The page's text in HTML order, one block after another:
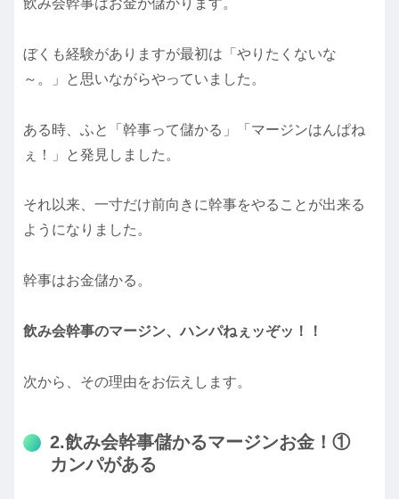
飲み会幹事はお金が儲かります。
ぼくも経験がありますが最初は「やりたくないな
～。」と思いながらやっていました。
ある時、ふと「幹事って儲かる」「マージンはんぱね
ぇ！」と発見しました。
それ以来、一寸だけ前向きに幹事をやることが出来る
ようになりました。
幹事はお金儲かる。
飲み会幹事のマージン、ハンパねぇッぞッ！！
次から、その理由をお伝えします。
2.飲み会幹事儲かるマージンお金！①
カンパがある